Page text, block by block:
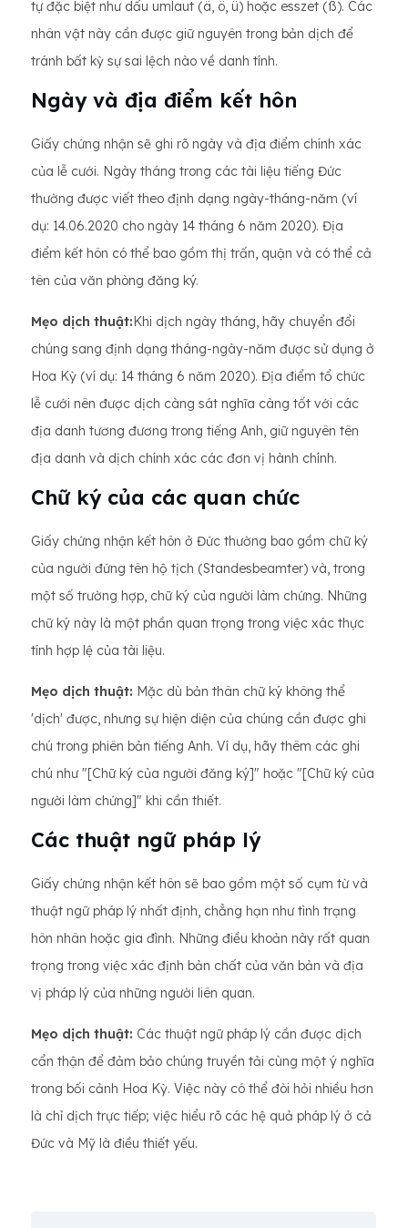
tự đặc biệt như dấu umlaut (ä, ö, ü) hoặc esszet (ß). Các
nhân vật này cần được giữ nguyên trong bản dịch để
tránh bất kỳ sự sai lệch nào về danh tính.
Ngày và địa điểm kết hôn
Giấy chứng nhận sẽ ghi rõ ngày và địa điểm chính xác
của lễ cưới. Ngày tháng trong các tài liệu tiếng Đức
thường được viết theo định dạng ngày-tháng-năm (ví
dụ: 14.06.2020 cho ngày 14 tháng 6 năm 2020). Địa
điểm kết hôn có thể bao gồm thị trấn, quận và có thể cả
tên của văn phòng đăng ký.
Mẹo dịch thuật:Khi dịch ngày tháng, hãy chuyển đổi
chúng sang định dạng tháng-ngày-năm được sử dụng ở
Hoa Kỳ (ví dụ: 14 tháng 6 năm 2020). Địa điểm tổ chức
lễ cưới nên được dịch càng sát nghĩa càng tốt với các
địa danh tương đương trong tiếng Anh, giữ nguyên tên
địa danh và dịch chính xác các đơn vị hành chính.
Chữ ký của các quan chức
Giấy chứng nhận kết hôn ở Đức thường bao gồm chữ ký
của người đứng tên hộ tịch (Standesbeamter) và, trong
một số trường hợp, chữ ký của người làm chứng. Những
chữ ký này là một phần quan trọng trong việc xác thực
tính hợp lệ của tài liệu.
Mẹo dịch thuật: Mặc dù bản thân chữ ký không thể
'dịch' được, nhưng sự hiện diện của chúng cần được ghi
chú trong phiên bản tiếng Anh. Ví dụ, hãy thêm các ghi
chú như "[Chữ ký của người đăng ký]" hoặc "[Chữ ký của
người làm chứng]" khi cần thiết.
Các thuật ngữ pháp lý
Giấy chứng nhận kết hôn sẽ bao gồm một số cụm từ và
thuật ngữ pháp lý nhất định, chẳng hạn như tình trạng
hôn nhân hoặc gia đình. Những điều khoản này rất quan
trọng trong việc xác định bản chất của văn bản và địa
vị pháp lý của những người liên quan.
Mẹo dịch thuật: Các thuật ngữ pháp lý cần được dịch
cẩn thận để đảm bảo chúng truyền tải cùng một ý nghĩa
trong bối cảnh Hoa Kỳ. Việc này có thể đòi hỏi nhiều hơn
là chỉ dịch trực tiếp; việc hiểu rõ các hệ quả pháp lý ở cả
Đức và Mỹ là điều thiết yếu.